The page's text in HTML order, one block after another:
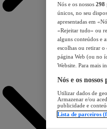
Nós e os nossos 298
únicos, no seu
apresentadas em
«Rejeitar tudo» ou
alguns conteúdos e
escolhas ou retirar
página Web (ou no
Website. Para mais
Nós e os
Utilizar dados de
Armazenar e/ou
publicidade e
Lista de parceiros